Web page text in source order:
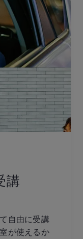
講
自由に受講
が使えるか